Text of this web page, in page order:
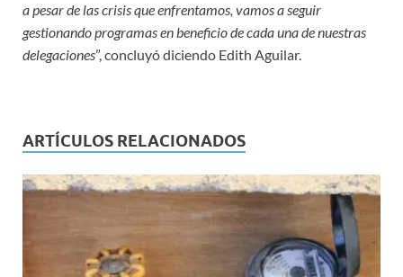
a pesar de las crisis que enfrentamos, vamos a seguir
gestionando programas en beneficio de cada una de nuestras
delegaciones”, concluyó diciendo Edith Aguilar.
ARTÍCULOS RELACIONADOS